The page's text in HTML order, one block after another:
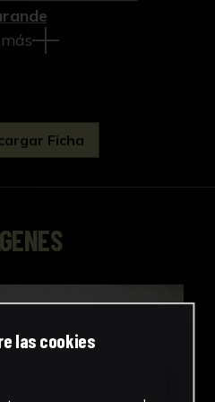
Ficha
las cookies